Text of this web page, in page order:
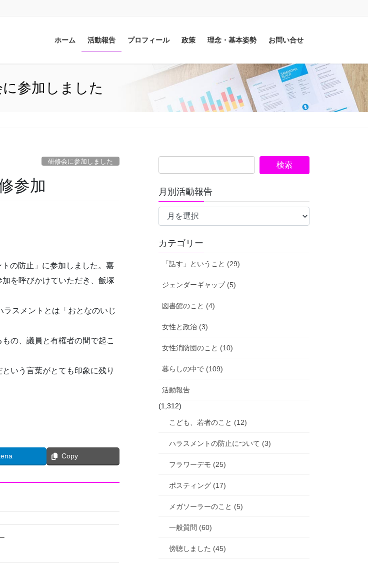
ホーム 活動報告 プロフィール 政策 理念・基本姿勢 お問い合せ
参加しました
研修会に参加しました
参加
の防止」に参加しました。嘉
を呼びかけていただき、飯塚
スメントとは「おとなのいじ
の、議員と有権者の間で起こ
いう言葉がとても印象に残り
Copy
月別活動報告
月
動
報
告
カテゴリー
「話す」ということ (29)
ジェンダーギャップ (5)
図書館のこと (4)
女性と政治 (3)
女性消防団のこと (10)
暮らしの中で (109)
活動報告
(1,312)
こども、若者のこと (12)
ハラスメントの防止について (3)
フラワーデモ (25)
ポスティング (17)
メガソーラーのこと (5)
一般質問 (60)
傍聴しました (45)